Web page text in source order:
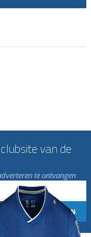
van de
te ontvangen